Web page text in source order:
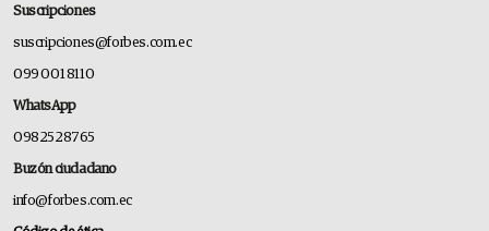
Suscripciones
suscripciones@forbes.com.ec
099 001 8110
WhatsApp
0982528765
Buzón ciudadano
info@forbes.com.ec